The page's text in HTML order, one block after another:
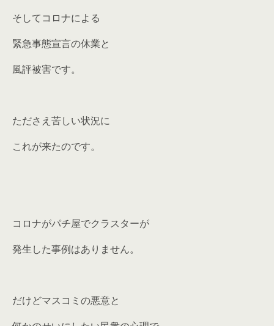
そしてコロナによる
緊急事態宣言の休業と
風評被害です。
たださえ苦しい状況に
これが来たのです。
コロナがパチ屋でクラスターが
発生した事例はありません。
だけどマスコミの悪意と